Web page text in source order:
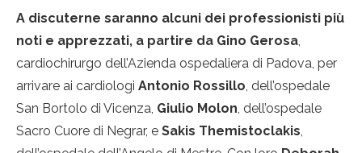
A discuterne saranno alcuni dei professionisti più
noti e apprezzati, a partire da Gino Gerosa,
cardiochirurgo dell’Azienda ospedaliera di Padova, per
arrivare ai cardiologi Antonio Rossillo, dell’ospedale
San Bortolo di Vicenza, Giulio Molon, dell’ospedale
Sacro Cuore di Negrar, e Sakis Themistoclakis,